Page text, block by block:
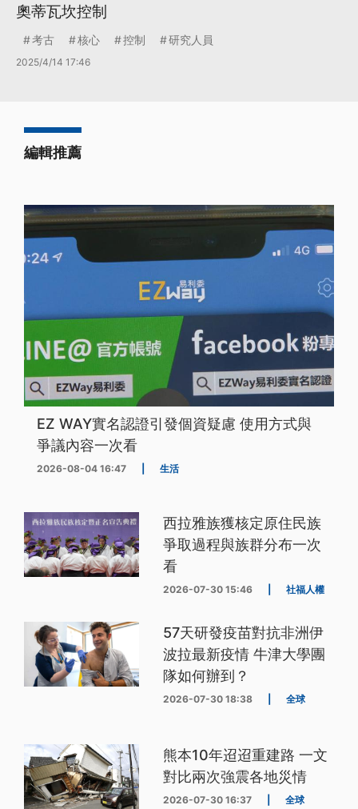
奧蒂瓦坎控制
考古 核心 控制 研究人員
2025/4/14 17:46
編輯推薦
EZ WAY實名認證引發個資疑慮 使用方式與
爭議內容一次看
2026-08-04 16:47 生活
西拉雅族獲核定原住民族
爭取過程與族群分布一次
看
2026-07-30 15:46 社福人權
57天研發疫苗對抗非洲伊
波拉最新疫情 牛津大學團
隊如何辦到？
2026-07-30 18:38 全球
熊本10年迢迢重建路 一文
對比兩次強震各地災情
2026-07-30 16:37 全球